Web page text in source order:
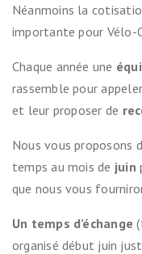
Néanmoins la
importante pour Vélo-
Chaque année une
rassemble pour
et leur proposer de
Nous vous proposons
temps au mois de juin
que nous vous
Un temps d’échange
organisé début juin